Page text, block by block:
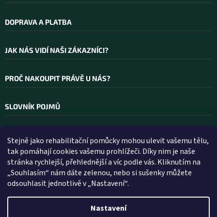
Stejně jako rehabilitační pomůcky mohou ulevit vašemu tělu,
tak pomáhají cookies vašemu prohlížeči. Díky nim je naše
stránka rychlejší, přehlednější a víc podle vás. Kliknutím na
„Souhlasím“ nám dáte zelenou, nebo si sušenky můžete
odsouhlasit jednotlivě v „Nastavení“.
Nastavení
DOPRAVA A PLATBA
JAK NÁS VIDÍ NAŠI ZÁKAZNÍCI?
PROČ NAKOUPIT PRÁVĚ U NÁS?
SLOVNÍK POJMŮ
Kontakt
INFO@WELLEA.CZ
800 200 900
602 112 602